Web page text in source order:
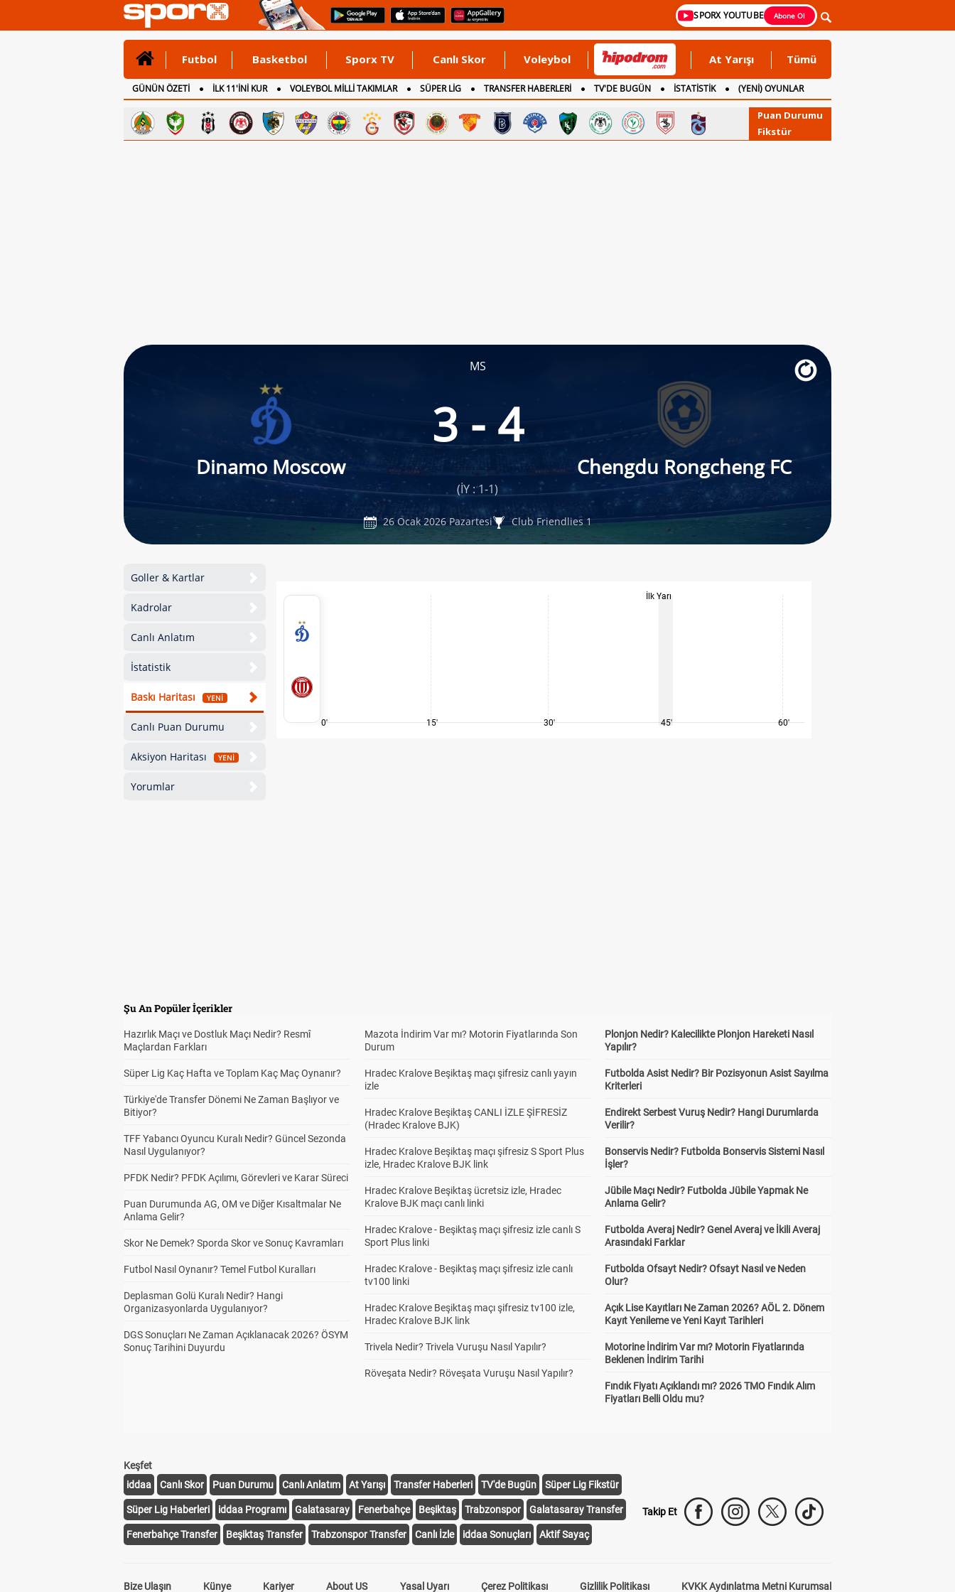
SPORX YOUTUBE Abone Ol
Futbol Basketbol Sporx TV Canlı Skor Voleybol At Yarışı Tümü
GÜNÜN ÖZETİ İLK 11'İNİ KUR VOLEYBOL MİLLİ TAKIMLAR SÜPER LİG TRANSFER HABERLERİ TV'DE BUGÜN İSTATİSTİK
(YENİ) OYUNLAR
CANLI ANLATIM
İNGİLTERE
Puan Durumu
Fikstür
MS
Dinamo Moscow
3 - 4
Chengdu Rongcheng FC
(İY : 1-1)
26 Ocak 2026 Pazartesi Club Friendlies 1
Goller & Kartlar
Kadrolar
Canlı Anlatım
İstatistik
Baskı Haritası YENİ
Canlı Puan Durumu
Aksiyon Haritası YENİ
Yorumlar
0' 15' 30'
İlk Yarı
45' 60'
Şu An Popüler İçerikler
Hazırlık Maçı ve Dostluk Maçı Nedir? Resmî
Maçlardan Farkları
Süper Lig Kaç Hafta ve Toplam Kaç Maç Oynanır?
Türkiye'de Transfer Dönemi Ne Zaman Başlıyor ve
Bitiyor?
TFF Yabancı Oyuncu Kuralı Nedir? Güncel Sezonda
Nasıl Uygulanıyor?
PFDK Nedir? PFDK Açılımı, Görevleri ve Karar Süreci
Puan Durumunda AG, OM ve Diğer Kısaltmalar Ne
Anlama Gelir?
Skor Ne Demek? Sporda Skor ve Sonuç Kavramları
Futbol Nasıl Oynanır? Temel Futbol Kuralları
Deplasman Golü Kuralı Nedir? Hangi
Organizasyonlarda Uygulanıyor?
DGS Sonuçları Ne Zaman Açıklanacak 2026? ÖSYM
Sonuç Tarihini Duyurdu
Mazota İndirim Var mı? Motorin Fiyatlarında Son
Durum
Hradec Kralove Beşiktaş maçı şifresiz canlı yayın
izle
Hradec Kralove Beşiktaş CANLI İZLE ŞİFRESİZ
(Hradec Kralove BJK)
Hradec Kralove Beşiktaş maçı şifresiz S Sport Plus
izle, Hradec Kralove BJK link
Hradec Kralove Beşiktaş ücretsiz izle, Hradec
Kralove BJK maçı canlı linki
Hradec Kralove - Beşiktaş maçı şifresiz izle canlı S
Sport Plus linki
Hradec Kralove - Beşiktaş maçı şifresiz izle canlı
tv100 linki
Hradec Kralove Beşiktaş maçı şifresiz tv100 izle,
Hradec Kralove BJK link
Trivela Nedir? Trivela Vuruşu Nasıl Yapılır?
Röveşata Nedir? Röveşata Vuruşu Nasıl Yapılır?
Plonjon Nedir? Kalecilikte Plonjon Hareketi Nasıl
Yapılır?
Futbolda Asist Nedir? Bir Pozisyonun Asist Sayılma
Kriterleri
Endirekt Serbest Vuruş Nedir? Hangi Durumlarda
Verilir?
Bonservis Nedir? Futbolda Bonservis Sistemi Nasıl
İşler?
Jübile Maçı Nedir? Futbolda Jübile Yapmak Ne
Anlama Gelir?
Futbolda Averaj Nedir? Genel Averaj ve İkili Averaj
Arasındaki Farklar
Futbolda Ofsayt Nedir? Ofsayt Nasıl ve Neden
Olur?
Açık Lise Kayıtları Ne Zaman 2026? AÖL 2. Dönem
Kayıt Yenileme ve Yeni Kayıt Tarihleri
Motorine İndirim Var mı? Motorin Fiyatlarında
Beklenen İndirim Tarihi
Fındık Fiyatı Açıklandı mı? 2026 TMO Fındık Alım
Fiyatları Belli Oldu mu?
Keşfet
iddaa
Canlı Skor Puan Durumu Canlı Anlatım At Yarışı Transfer Haberleri TV'de Bugün Süper Lig Fikstür
Süper Lig Haberleri iddaa Programı Galatasaray Fenerbahçe Beşiktaş Trabzonspor Galatasaray Transfer
Fenerbahçe Transfer Beşiktaş Transfer Trabzonspor Transfer Canlı İzle iddaa Sonuçları Aktif Sayaç
Takip Et
Bize Ulaşın Künye Kariyer About US Yasal Uyarı Çerez Politikası Gizlilik Politikası KVKK Aydınlatma Metni Kurumsal